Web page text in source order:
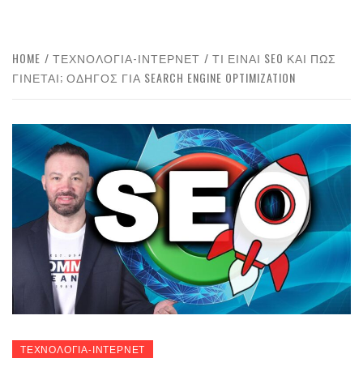
HOME ΤΕΧΝΟΛΟΓΙΑ-ΙΝΤΕΡΝΕΤ
ΤΙ ΕΊΝΑΙ SEO ΚΑΙ ΠΏΣ
ΓΊΝΕΤΑΙ; ΟΔΗΓΌΣ ΓΙΑ SEARCH ENGINE OPTIMIZATION
ΤΕΧΝΟΛΟΓΙΑ-ΙΝΤΕΡΝΕΤ